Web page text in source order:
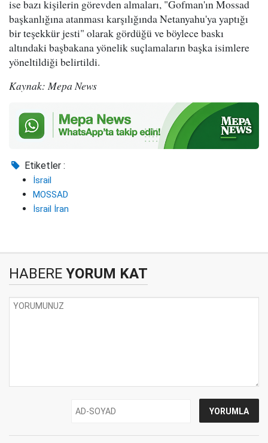
ise bazı kişilerin görevden almaları, "Gofman'ın Mossad
başkanlığına atanması karşılığında Netanyahu'ya yaptığı
bir teşekkür jesti" olarak gördüğü ve böylece baskı
altındaki başbakana yönelik suçlamaların başka isimlere
yöneltildiği belirtildi.
Kaynak: Mepa News
Etiketler :
İsrail
MOSSAD
İsrail İran
HABERE YORUM KAT